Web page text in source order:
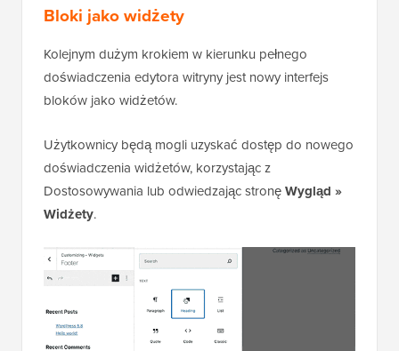
Bloki jako widżety
Kolejnym dużym krokiem w kierunku pełnego
doświadczenia edytora witryny jest nowy interfejs
bloków jako widżetów.
Użytkownicy będą mogli uzyskać dostęp do nowego
doświadczenia widżetów, korzystając z
Dostosowywania lub odwiedzając stronęWygląd »
Widżety.